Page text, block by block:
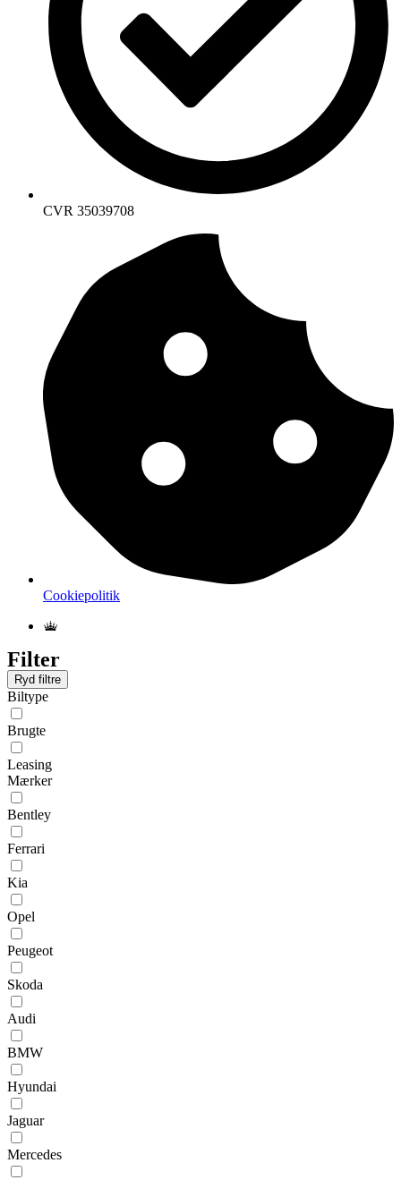
CVR 35039708
Cookiepolitik
Filter
Ryd filtre
Biltype
Brugte
Leasing
Mærker
Bentley
Ferrari
Kia
Opel
Peugeot
Skoda
Audi
BMW
Hyundai
Jaguar
Mercedes